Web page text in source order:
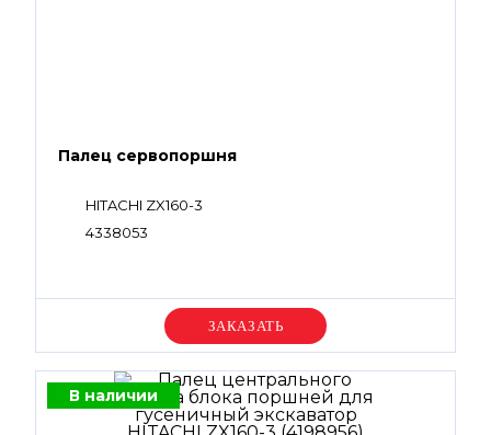
Палец сервопоршня
HITACHI ZX160-3
4338053
Уточняйте цену
В наличии